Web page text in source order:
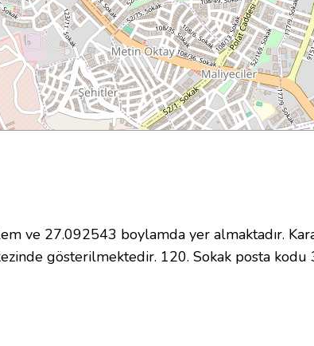
ve 27.092543 boylamda yer almaktadır.
gösterilmektedir. 120. Sokak posta kodu